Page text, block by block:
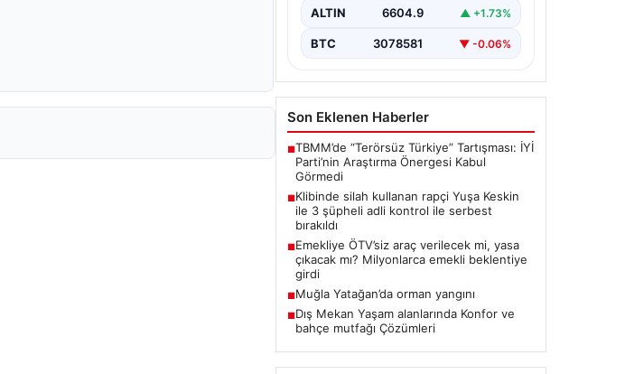
ALTIN 6604.9 ▲ +1.73%
BTC 3078581 ▼ -0.06%
Son Eklenen Haberler
■TBMM’de “Terörsüz Türkiye” Tartışması: İYİ
Parti’nin Araştırma Önergesi Kabul
Görmedi
■Klibinde silah kullanan rapçi Yuşa Keskin
ile 3 şüpheli adli kontrol ile serbest
bırakıldı
■Emekliye ÖTV’siz araç verilecek mi, yasa
çıkacak mı? Milyonlarca emekli beklentiye
girdi
■Muğla Yatağan’da orman yangını
■Dış Mekan Yaşam alanlarında Konfor ve
bahçe mutfağı Çözümleri